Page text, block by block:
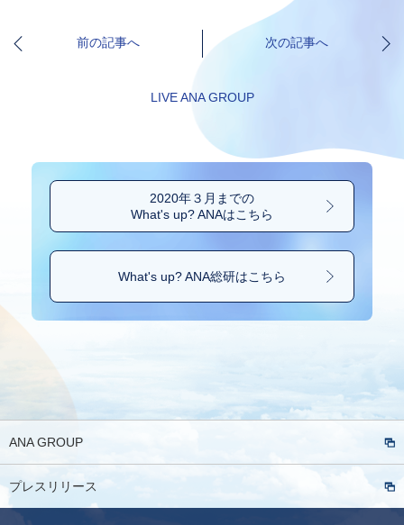
前の記事へ
LIVE ANA GROUP
次の記事へ
2020年３月までの
What's up? ANAはこちら
What's up? ANA総研はこちら
ANA GROUP
プレスリリース